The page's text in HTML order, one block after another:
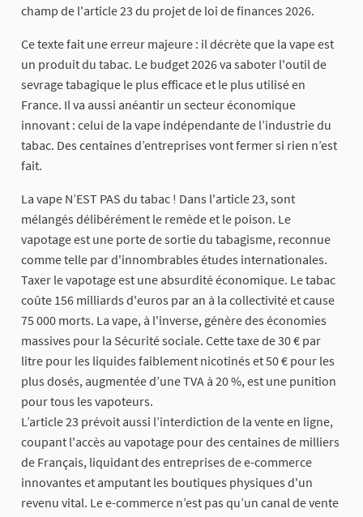
champ de l'article 23 du projet de loi de finances 2026.
Ce texte fait une erreur majeure : il décrète que la vape est
un produit du tabac. Le budget 2026 va saboter l'outil de
sevrage tabagique le plus efficace et le plus utilisé en
France. Il va aussi anéantir un secteur économique
innovant : celui de la vape indépendante de l’industrie du
tabac. Des centaines d’entreprises vont fermer si rien n’est
fait.
La vape N’EST PAS du tabac ! Dans l'article 23, sont
mélangés délibérément le remède et le poison. Le
vapotage est une porte de sortie du tabagisme, reconnue
comme telle par d'innombrables études internationales.
Taxer le vapotage est une absurdité économique. Le tabac
coûte 156 milliards d'euros par an à la collectivité et cause
75 000 morts. La vape, à l'inverse, génère des économies
massives pour la Sécurité sociale. Cette taxe de 30 € par
litre pour les liquides faiblement nicotinés et 50 € pour les
plus dosés, augmentée d’une TVA à 20 %, est une punition
pour tous les vapoteurs.
L’article 23 prévoit aussi l’interdiction de la vente en ligne,
coupant l'accès au vapotage pour des centaines de milliers
de Français, liquidant des entreprises de e-commerce
innovantes et amputant les boutiques physiques d'un
revenu vital. Le e-commerce n’est pas qu’un canal de vente